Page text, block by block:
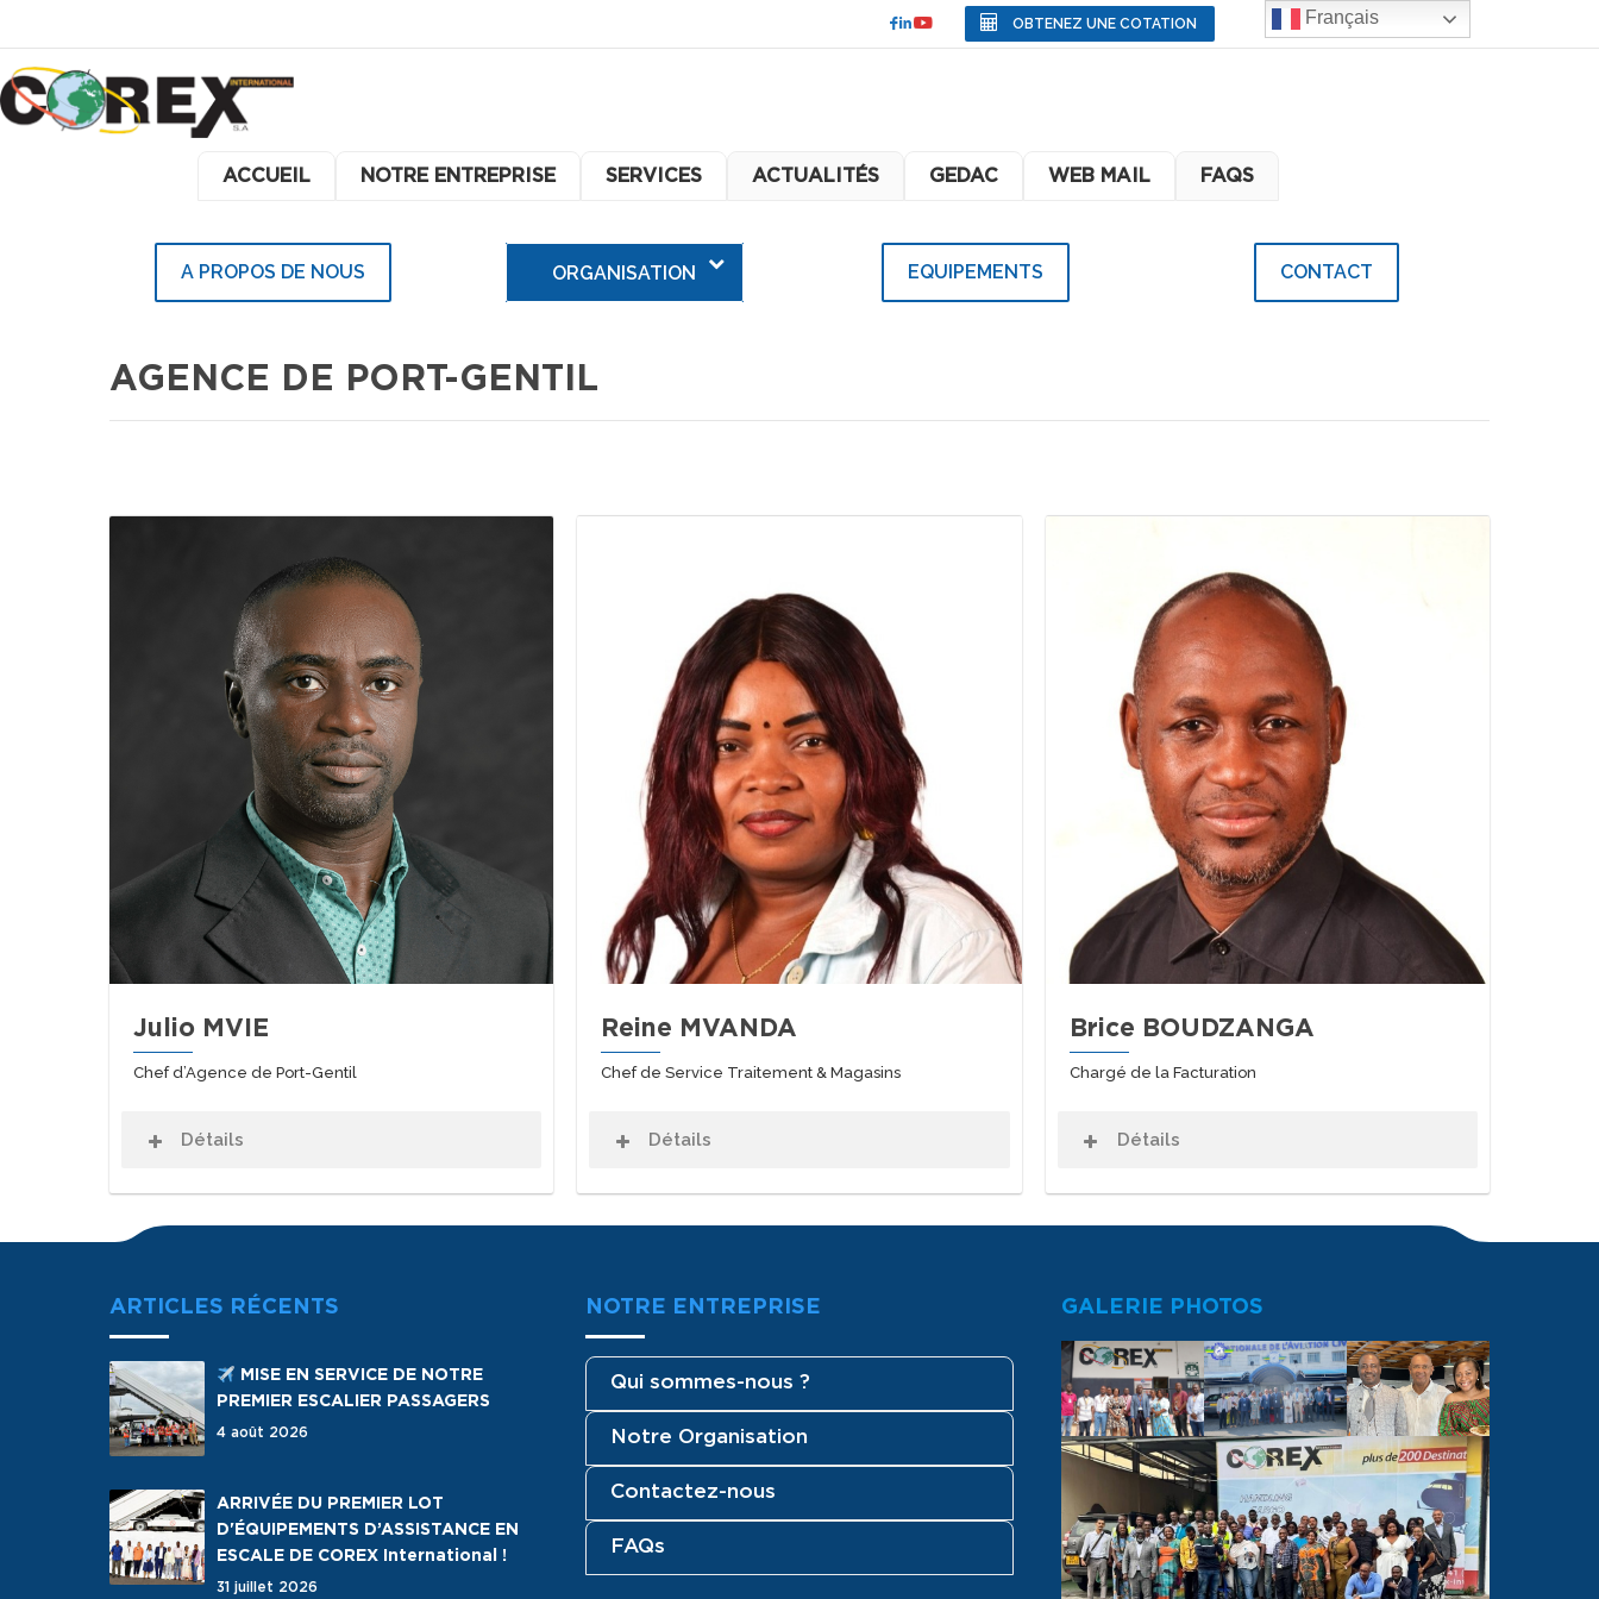
OBTENEZ UNE COTATION
ACCUEIL NOTRE ENTREPRISE SERVICES ACTUALITÉS GEDAC WEB MAIL FAQS
A PROPOS DE NOUS ORGANISATION EQUIPEMENTS CONTACT
AGENCE DE PORT-GENTIL
Julio MVIE
Chef d’Agence de Port-Gentil
Détails
Reine MVANDA
Chef de Service Traitement & Magasins
Détails
Brice BOUDZANGA
Chargé de la Facturation
Détails
ARTICLES RÉCENTS
MISE EN SERVICE DE NOTRE
PREMIER ESCALIER PASSAGERS
4 août 2026
ARRIVÉE DU PREMIER LOT
D'ÉQUIPEMENTS D’ASSISTANCE EN
ESCALE DE COREX International !
31 juillet 2026
NOTRE ENTREPRISE
Qui sommes-nous ?
Notre Organisation
Contactez-nous
FAQs
GALERIE PHOTOS
Français